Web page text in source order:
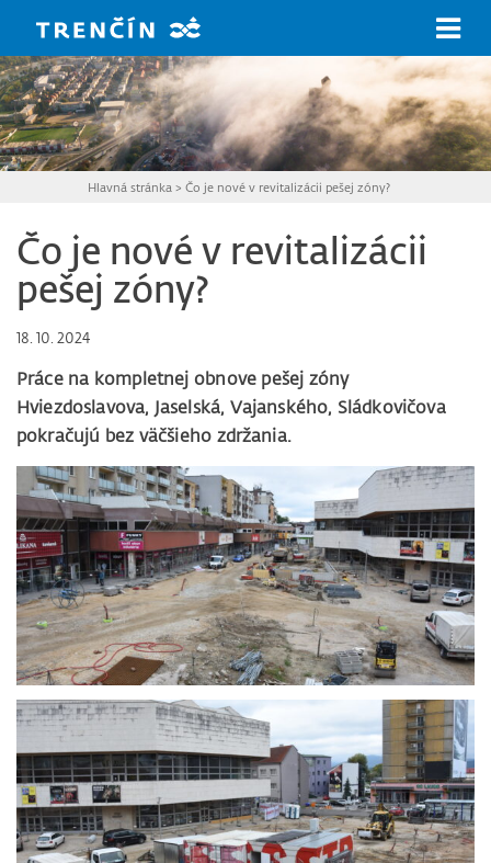
Hlavná stránka >Čo je nové v revitalizácii pešej zóny?
Čo je nové v revitalizácii
pešej zóny?
18. 10. 2024
Práce na kompletnej obnove pešej zóny
Hviezdoslavova, Jaselská, Vajanského, Sládkovičova
pokračujú bez väčšieho zdržania.